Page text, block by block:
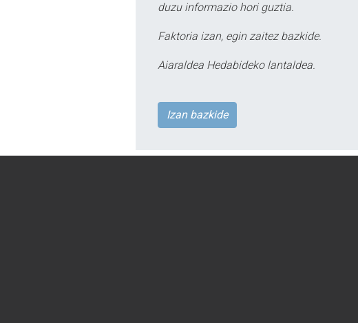
duzu informazio hori guztia.
Faktoria izan, egin zaitez bazkide.
Aiaraldea Hedabideko lantaldea.
Izan bazkide